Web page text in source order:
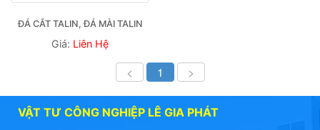
ĐÁ CẮT TALIN, ĐÁ MÀI TALIN
Giá: Liên Hệ
< 1 >
VẬT TƯ CÔNG NGHIỆP LÊ GIA PHÁT